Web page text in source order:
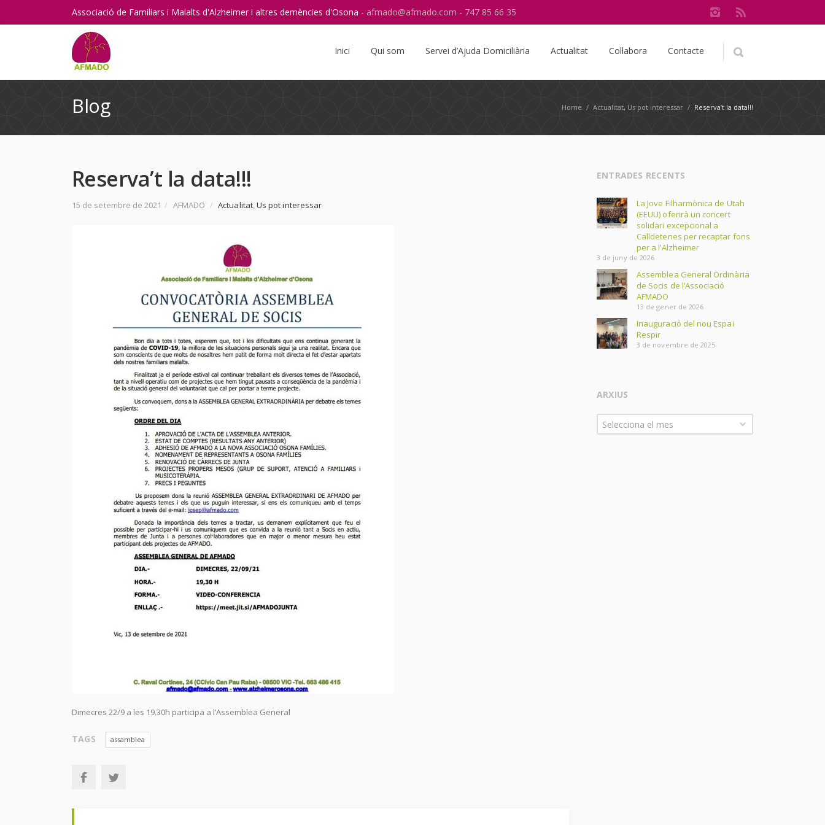
Associació de Familiars i Malalts d'Alzheimer i altres demències d'Osona - afmado@afmado.com - 747 85 66 35
Instagram
RSS
Inici Qui som Servei d’Ajuda Domiciliària Actualitat Col·labora Contacte
Home / Actualitat, Us pot interessar / Reserva’t la data!!!
Blog
Reserva’t la data!!!
15 de setembre de 2021 / AFMADO / Actualitat,Us pot interessar
Dimecres 22/9 a les 19.30h participa a l’Assemblea General
TAGS assamblea
ENTRADES RECENTS
La Jove Filharmònica de Utah
(EEUU) oferirà un concert
solidari excepcional a
Calldetenes per recaptar fons
per a l’Alzheimer
3 de juny de 2026
Assemblea General Ordinària
de Socis de l’Associació
AFMADO
13 de gener de 2026
Inauguració del nou Espai
Respir
3 de novembre de 2025
ARXIUS
Arxius
Selecciona el mes